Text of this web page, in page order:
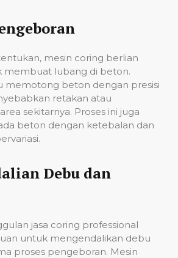
mesin coring berlian
membuat lubang di beton.
memotong beton dengan presisi
retakan atau
sekitarnya. Proses ini juga
beton dengan ketebalan dan
Debu dan
jasa coring professional
untuk mengendalikan debu
proses pengeboran. Mesin